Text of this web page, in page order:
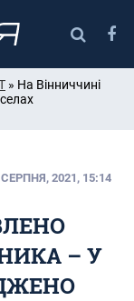
» На Вінниччині
2021, 15:14
– У